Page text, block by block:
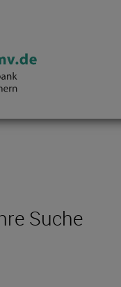
Suche